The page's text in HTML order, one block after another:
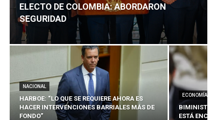
ELECTO DE COLOMBIA: ABORDARON
SEGURIDAD
NACIONAL
HARBOE: “LO QUE SE REQUIERE AHORA ES
HACER INTERVENCIONES BARRIALES MÁS DE
FONDO”
ECONOMÍA
BIMINISTRO
ESTÁ